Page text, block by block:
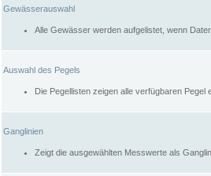
Gewässerauswahl
Alle Gewässer werden aufgelistet, wenn
Auswahl des Pegels
Die Pegellisten zeigen alle verfügbaren Pegel
Ganglinien
Zeigt die ausgewählten Messwerte als